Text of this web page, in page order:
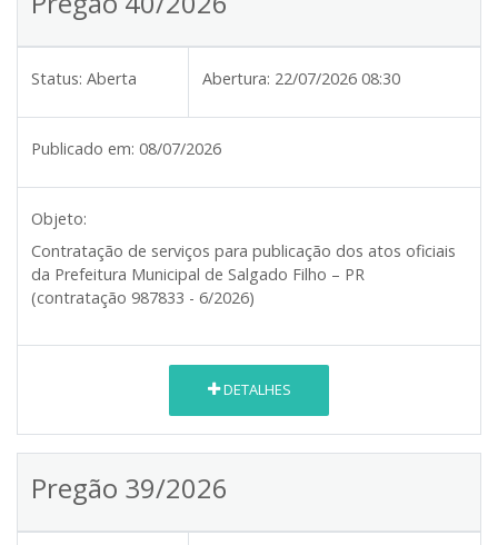
Status: Aberta Abertura: 22/07/2026 08:30
Publicado em: 08/07/2026
Objeto:
Contratação de serviços para publicação dos atos oficiais
da Prefeitura Municipal de Salgado Filho – PR
(contratação 987833 - 6/2026)
DETALHES
Pregão 39/2026